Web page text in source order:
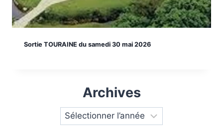
Sortie TOURAINE du samedi 30 mai 2026
Archives